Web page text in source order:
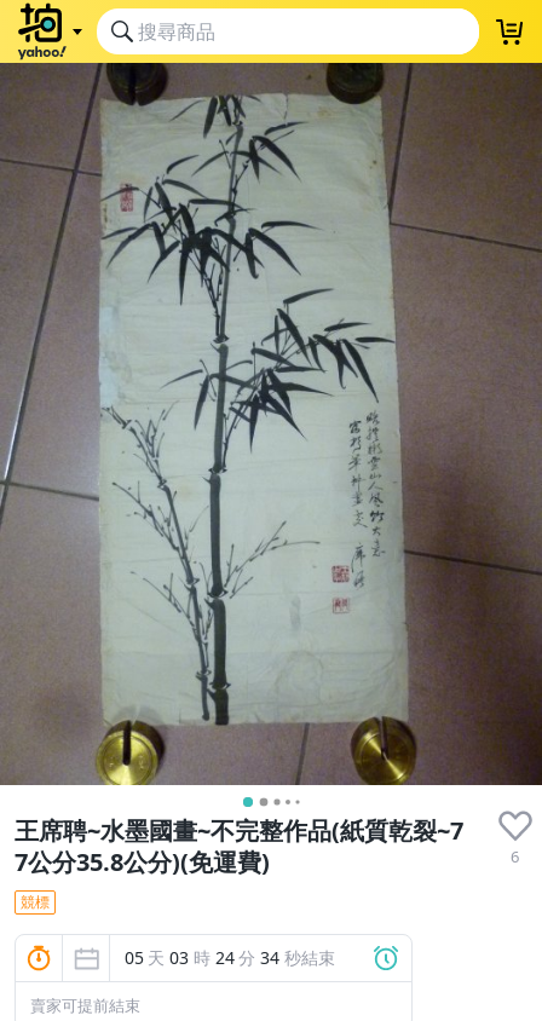
王席聘~水墨國畫~不完整作品(紙質乾裂~7
7公分35.8公分)(免運費)
6
競標
05 天 03 時 24分 33 秒結束
賣家可提前結束